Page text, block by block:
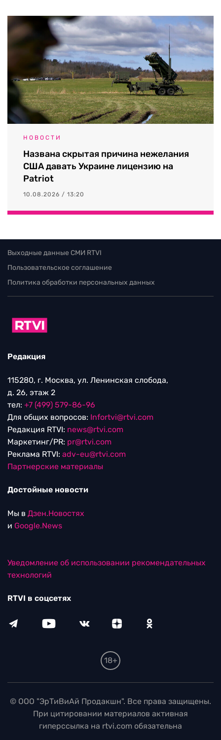
НОВОСТИ
Названа скрытая причина нежелания
США давать Украине лицензию на
Patriot
10.08.2026 / 13:20
Выходные данные СМИ RTVI
Пользовательское соглашение
Политика обработки персональных данных
Редакция
115280, г. Москва, ул. Ленинская слобода,
д. 26, этаж 2
тел: +7 (499) 579-86-96
Для общих вопросов: Infortvi@rtvi.com
Редакция RTVI: news@rtvi.com
Маркетинг/PR: pr@rtvi.com
Реклама RTVI: adv-eu@rtvi.com
Партнерские материалы
Достойные новости
Мы в Дзен.Новостях
и Google.News
Уведомление об использовании рекомендательных
технологий
RTVI в соцсетях
18+
© ООО "ЭрТиВиАй Продакшн". Все права защищены.
При цитировании материалов активная
гиперссылка на rtvi.com обязательна